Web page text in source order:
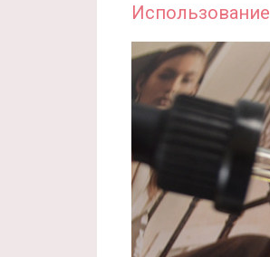
Использование